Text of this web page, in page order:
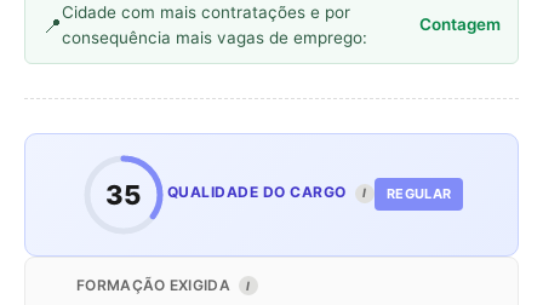
Cidade com mais contratações e por
consequência mais vagas de emprego:
Contagem
35 QUALIDADE DO CARGO I REGULAR
FORMAÇÃO EXIGIDA I